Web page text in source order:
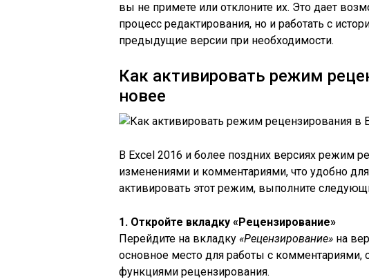
вы не примете или отклоните их. Это дает
процесс редактирования, но и работать с
предыдущие версии при необходимости.
Как активировать режим
новее
В Excel 2016 и более поздних версиях режим
изменениями и комментариями, что удобно
активировать этот режим, выполните
1. Откройте вкладку «Рецензирование»
Перейдите на вкладку «Рецензирование» на
основное место для работы с
функциями рецензирования.